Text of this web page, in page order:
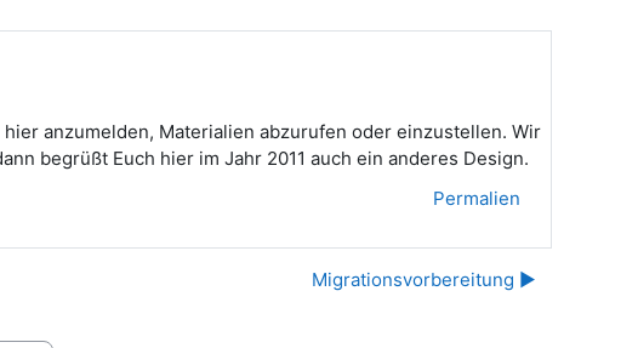
anzumelden, Materialien abzurufen oder einzustellen. Wir
begrüßt Euch hier im Jahr 2011 auch ein anderes Design.
Permalien
Migrationsvorbereitung ▶︎